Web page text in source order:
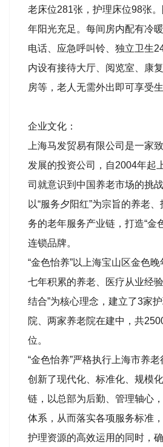
老床位281张，护理床位98张
年阳光充足。每间房内配有冷
电话、应急呼叫铃、独立卫生
内设有接待大厅、阅览室、康
房等，老人无需外出即可享受
企业文化：
上海马发贸易有限公司是一家
发展的投资公司，自2004年起
司就意识到中国养老市场的挑
以“服务夕阳红”为宗旨的养老
务的老年服务产业链，打造“金
连锁品牌。
“金色怡养”以上海宝山区金色
七年积累的养老、医疗从业经
结合”为核心理念，建立了3家
院、两家养老院在建中，共
位。
“金色怡养”严格执行上海市养
创新了现代化、标准化、规模
链，以总部为后勤、管理轴心
体系，从而落实各项服务标准
护理资源的高效运用的同时，